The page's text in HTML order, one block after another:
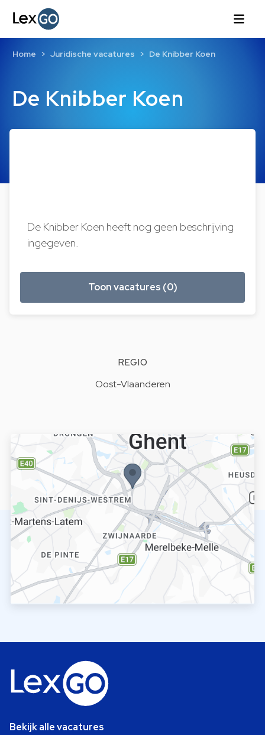
De Knibber Koen
Home Juridische vacatures De Knibber Koen
De Knibber Koen heeft nog geen beschrijving
ingegeven.
Toon vacatures (0)
REGIO
Oost-Vlaanderen
Bekijk alle vacatures